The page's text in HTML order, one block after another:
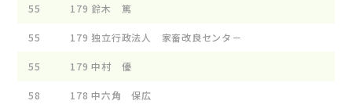
55 179 鈴木 篤
55 179 独立行政法人 家畜改良センタ－
55 179 中村 優
58 178 中六角 保広